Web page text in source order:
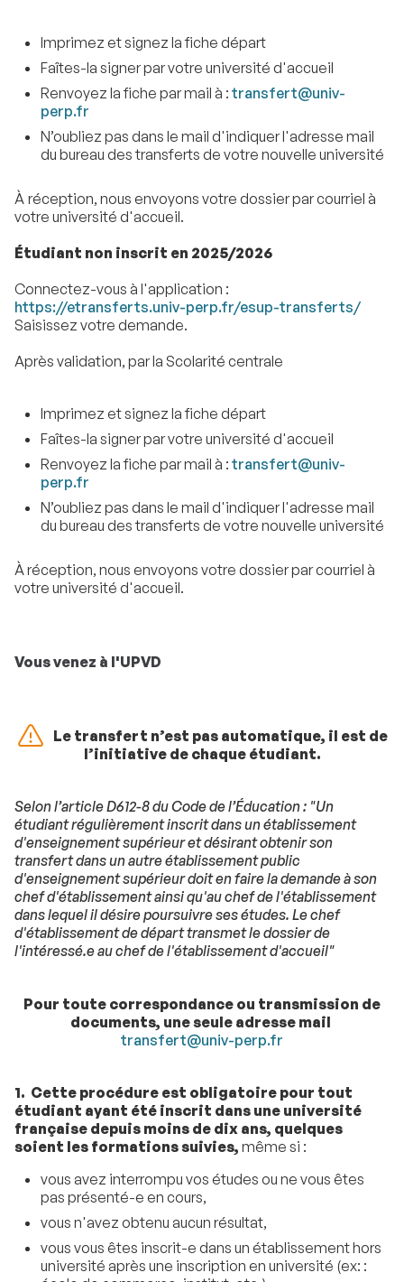
Imprimez et signez la fiche départ
Faîtes-la signer par votre université d'accueil
Renvoyez la fiche par mail à : transfert@univ-
perp.fr
N’oubliez pas dans le mail d'indiquer l'adresse mail
du bureau des transferts de votre nouvelle université
À réception, nous envoyons votre dossier par courriel à
votre université d'accueil.
Étudiant non inscrit en 2025/2026
Connectez-vous à l'application :
https://etransferts.univ-perp.fr/esup-transferts/
Saisissez votre demande.
Après validation, par la Scolarité centrale
Imprimez et signez la fiche départ
Faîtes-la signer par votre université d'accueil
Renvoyez la fiche par mail à : transfert@univ-
perp.fr
N’oubliez pas dans le mail d'indiquer l'adresse mail
du bureau des transferts de votre nouvelle université
À réception, nous envoyons votre dossier par courriel à
votre université d'accueil.
Vous venez à l'UPVD
Le transfert n’est pas automatique, il est de
l’initiative de chaque étudiant.
Selon l’article D612-8 du Code de l’Éducation : "Un
étudiant régulièrement inscrit dans un établissement
d'enseignement supérieur et désirant obtenir son
transfert dans un autre établissement public
d'enseignement supérieur doit en faire la demande à son
chef d'établissement ainsi qu'au chef de l'établissement
dans lequel il désire poursuivre ses études. Le chef
d'établissement de départ transmet le dossier de
l'intéressé.e au chef de l'établissement d'accueil"
Pour toute correspondance ou transmission de
documents, une seule adresse mail
transfert@univ-perp.fr
1. Cette procédure est obligatoire pour tout
étudiant ayant été inscrit dans une université
française depuis moins de dix ans, quelques
soient les formations suivies, même si :
vous avez interrompu vos études ou ne vous êtes
pas présenté-e en cours,
vous n'avez obtenu aucun résultat,
vous vous êtes inscrit-e dans un établissement hors
université après une inscription en université (ex: :